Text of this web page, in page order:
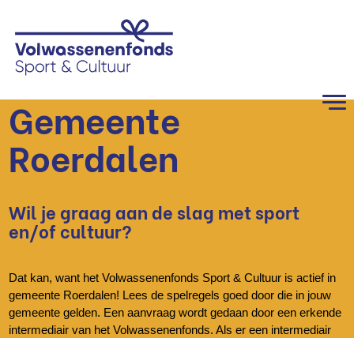
Gemeente
Roerdalen
Wil je graag aan de slag met sport
en/of cultuur?
Dat kan, want het Volwassenenfonds Sport & Cultuur is actief in
gemeente Roerdalen! Lees de spelregels goed door die in jouw
gemeente gelden. Een aanvraag wordt gedaan door een erkende
intermediair van het Volwassenenfonds. Als er een intermediair